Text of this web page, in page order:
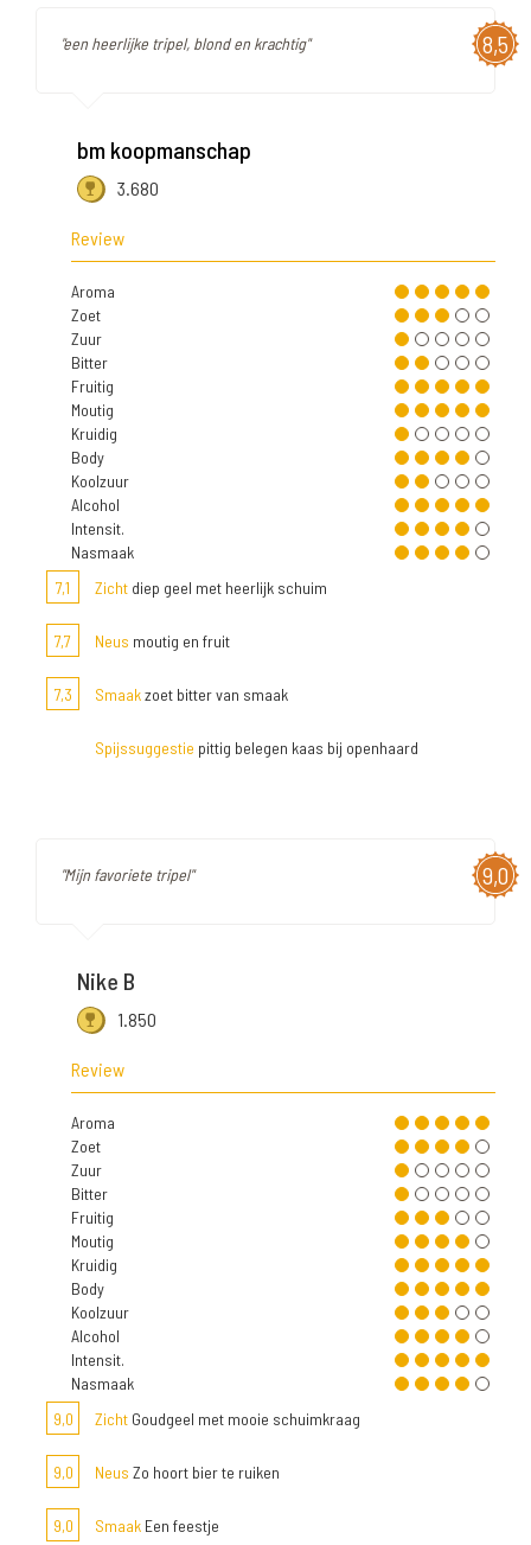
8,5
"een heerlijke tripel, blond en krachtig"
bm koopmanschap
3.680
Review
Aroma
Zoet
Zuur
Bitter
Fruitig
Moutig
Kruidig
Body
Koolzuur
Alcohol
Intensit.
Nasmaak
7,1
Zicht diep geel met heerlijk schuim
7,7 Neus moutig en fruit
7,3 Smaakzoet bitter van smaak
Spijssuggestie pittig belegen kaas bij openhaard
9,0
"Mijn favoriete tripel"
Nike B
1.850
Review
Aroma
Zoet
Zuur
Bitter
Fruitig
Moutig
Kruidig
Body
Koolzuur
Alcohol
Intensit.
Nasmaak
9,0
Zicht Goudgeel met mooie schuimkraag
9,0 Neus Zo hoort bier te ruiken
9,0 Smaak Een feestje